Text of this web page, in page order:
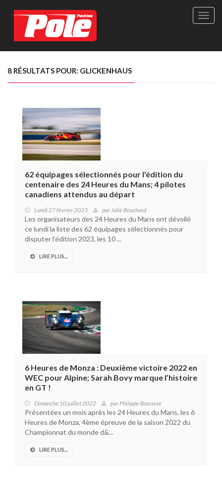
Site
Le
8 RÉSULTATS POUR: GLICKENHAUS
62 équipages sélectionnés pour l'édition du
centenaire des 24 Heures du Mans; 4 pilotes
canadiens attendus au départ
Lundi 27 février 2023 parJulie Bouchard
Les organisateurs des 24 Heures du Mans ont dévoilé
ce lundi la liste des 62 équipages sélectionnés pour
disputer l’édition 2023, les 10 ...
LIRE PLUS...
6 Heures de Monza : Deuxième victoire 2022 en
WEC pour Alpine; Sarah Bovy marque l’histoire
en GT !
Dimanche 10 juillet 2022 parPhilippe Brasseur
Présentées un mois après les 24 Heures du Mans, les 6
Heures de Monza, 4ème épreuve de la saison 2022 du
Championnat du monde d&...
LIRE PLUS...